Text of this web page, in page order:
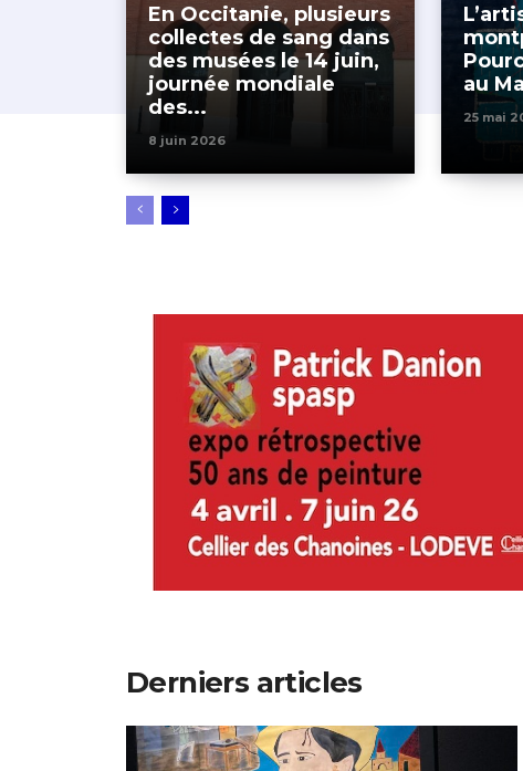
En Occitanie, plusieurs
collectes de sang dans
des musées le 14 juin,
journée mondiale
des...
8 juin 2026
au
25 mai
Derniers articles